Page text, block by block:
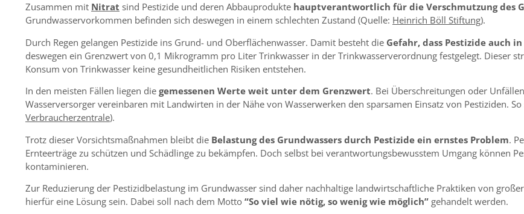
Zusammen mit Nitrat sind Pestizide und deren Abbauprodukte hauptverantwortlich für die Verschmutzung des
Grundwasservorkommen befinden sich deswegen in einem schlechten Zustand (Quelle: Heinrich Böll Stiftung).
Durch Regen gelangen Pestizide ins Grund- und Oberflächenwasser. Damit besteht die Gefahr, dass Pestizide auch
deswegen ein Grenzwert von 0,1 Mikrogramm pro Liter Trinkwasser in der Trinkwasserverordnung festgelegt. Dieser
Konsum von Trinkwasser keine gesundheitlichen Risiken entstehen.
In den meisten Fällen liegen die gemessenen Werte weit unter dem Grenzwert. Bei Überschreitungen oder
Wasserversorger vereinbaren mit Landwirten in der Nähe von Wasserwerken den sparsamen Einsatz von Pestiziden.
Verbraucherzentrale).
Trotz dieser Vorsichtsmaßnahmen bleibt die Belastung des Grundwassers durch Pestizide ein ernstes Problem.
Ernteerträge zu schützen und Schädlinge zu bekämpfen. Doch selbst bei verantwortungsbewusstem Umgang können
kontaminieren.
Zur Reduzierung der Pestizidbelastung im Grundwasser sind daher nachhaltige landwirtschaftliche Praktiken von
hierfür eine Lösung sein. Dabei soll nach dem Motto “So viel wie nötig, so wenig wie möglich” gehandelt werden.